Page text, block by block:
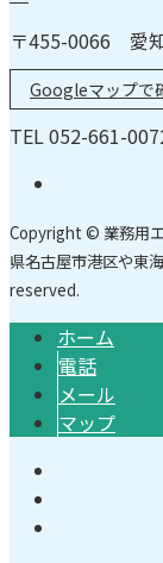
〒455-0066 愛
Googleマップで
TEL 052-661-
Copyright © 業務用
県名古屋市港区や東
reserved.
ホーム
電話
メール
マップ